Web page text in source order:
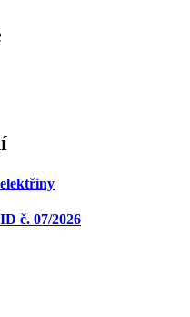
č. 07/2026